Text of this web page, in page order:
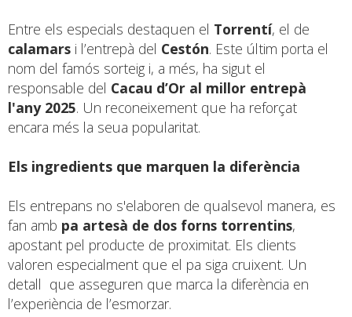
Entre els especials destaquen el Torrentí, el de
calamars i l’entrepà del Cestón. Este últim porta el
nom del famós sorteig i, a més, ha sigut el
responsable del Cacau d’Or al millor entrepà
l'any 2025. Un reconeixement que ha reforçat
encara més la seua popularitat.
Els ingredients que marquen la diferència
Els entrepans no s'elaboren de qualsevol manera, es
fan amb pa artesà de dos forns torrentins,
apostant pel producte de proximitat. Els clients
valoren especialment que el pa siga cruixent. Un
detall que asseguren que marca la diferència en
l’experiència de l’esmorzar.